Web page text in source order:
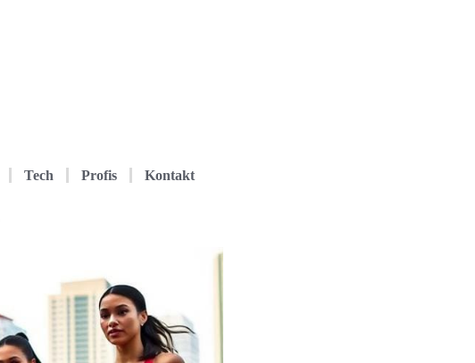
Tech Profis Kontakt